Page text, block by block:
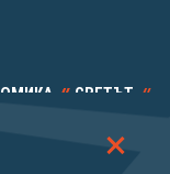
СВЕТЪТ
КАЛЕЙДОСКОП